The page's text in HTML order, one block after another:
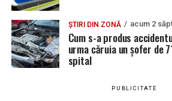
PARTIDUL
SOCIAL
DEMOCRAT
PARTIDUL
NAȚIONAL
926 30,26 % 4
ȘTIRI DIN ZONĂ acum 2
Cum s-a produs
urma căruia un șofer de
spital
PUBLICITATE